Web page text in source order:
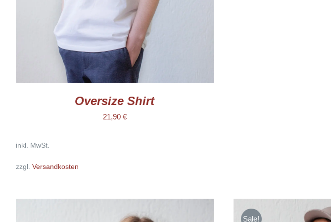
KÖNNEN
AUF
DER
PRODUKTSEITE
GEWÄHLT
WERDEN
Oversize Shirt
21,90 €
inkl. MwSt.
zzgl. Versandkosten
Sale!